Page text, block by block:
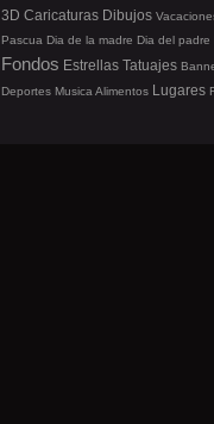
3D Caricaturas Dibujos
Pascua Dia de la madre Dia del padre
Fondos Estrellas Tatuajes
Deportes Musica Alimentos Lugares